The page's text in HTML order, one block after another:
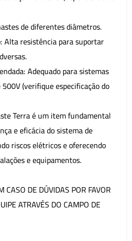
de diferentes diâmetros.
Alta resistência para suportar
Adequado para sistemas
(verifique especificação do
Terra é um item fundamental
e eficácia do sistema de
riscos elétricos e oferecendo
e equipamentos.
CASO DE DÚVIDAS POR FAVOR
ATRAVÉS DO CAMPO DE